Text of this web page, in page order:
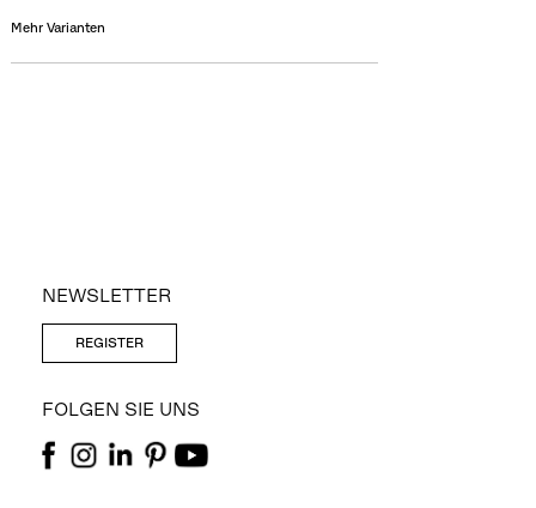
Mehr Varianten
NEWSLETTER
REGISTER
FOLGEN SIE UNS